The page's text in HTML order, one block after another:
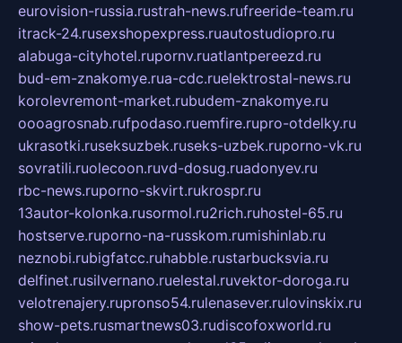
eurovision-russia.rustrah-news.rufreeride-team.ru
itrack-24.rusexshopexpress.ruautostudiopro.ru
alabuga-cityhotel.rupornv.ruatlantpereezd.ru
bud-em-znakomye.rua-cdc.ruelektrostal-news.ru
korolevremont-market.rubudem-znakomye.ru
oooagrosnab.rufpodaso.ruemfire.rupro-otdelky.ru
ukrasotki.ruseksuzbek.ruseks-uzbek.ruporno-vk.ru
sovratili.ruolecoon.ruvd-dosug.ruadonyev.ru
rbc-news.ruporno-skvirt.rukrospr.ru
13autor-kolonka.rusormol.ru2rich.ruhostel-65.ru
hostserve.ruporno-na-russkom.rumishinlab.ru
neznobi.rubigfatcc.ruhabble.rustarbucksvia.ru
delfinet.rusilvernano.ruelestal.ruvektor-doroga.ru
velotrenajery.rupronso54.rulenasever.rulovinskix.ru
show-pets.rusmartnews03.rudiscofoxworld.ru